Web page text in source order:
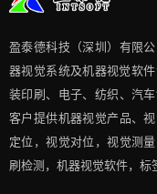
盈泰德科技（深圳）有限
器视觉系统及机器视觉软
装印刷、电子、纺织、汽
客户提供机器视觉产品、
定位，视觉对位，视觉测
刷检测，机器视觉软件，标